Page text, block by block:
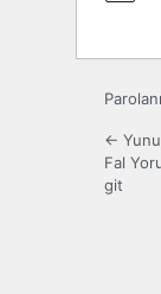
←
Fal
git